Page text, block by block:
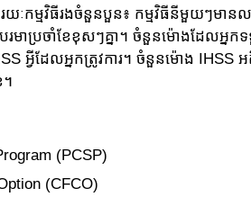
ៈកម្មវិធីរងចំនួនបួន៖ កម្មវិធីនីមួយៗមាន
ប្រចាំខែខុសៗគ្នា។ ចំនួនម៉ោងដែលអ្នកទ
អ្វីដែលអ្នកត្រូវការ។ ចំនួនម៉ោង IHSS អ
។
(PCSP)
(CFCO)